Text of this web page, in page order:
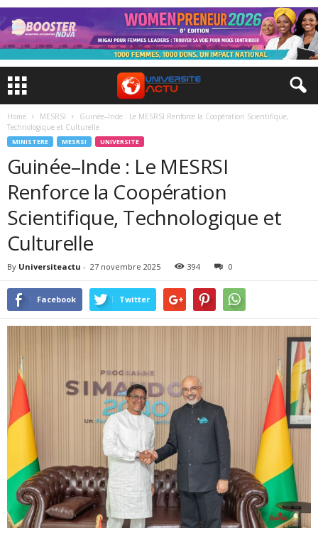
Home MESRSI
Guinée–Inde : Le MESRSI Renforce la Coopération Scientifique,
Technologique et Culturelle
MINISTERE MESRSI UNIVERSITE
Guinée–Inde : Le MESRSI
Renforce la Coopération
Scientifique, Technologique et
Culturelle
By Universiteactu - 27 novembre 2025 394 0
Facebook Twitter